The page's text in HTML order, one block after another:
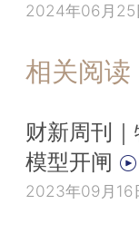
2024年06月25
相关阅读
财新周刊
模型开闸
2023年09月16